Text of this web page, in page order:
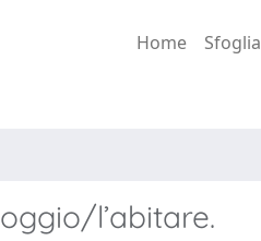
Home Sfoglia
l’abitare.